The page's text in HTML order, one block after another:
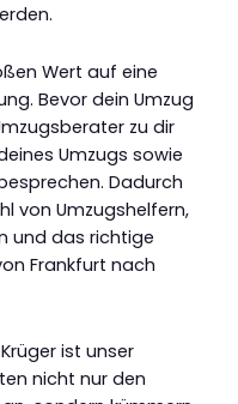
Wert auf eine
Bevor dein Umzug
zu dir
Umzugs sowie
Dadurch
von Umzugshelfern,
und das richtige
Frankfurt nach
ist unser
nicht nur den